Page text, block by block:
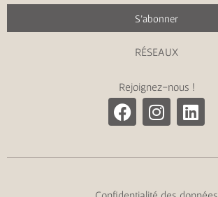
S'abonner
RÉSEAUX
Rejoignez-nous !